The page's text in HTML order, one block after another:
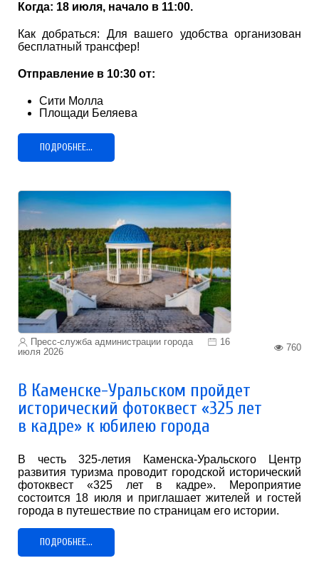
Когда: 18 июля, начало в 11:00.
Как добраться: Для вашего удобства организован
бесплатный трансфер!
Отправление в 10:30 от:
Сити Молла
Площади Беляева
ПОДРОБНЕЕ...
Пресс-служба администрации города
16
июля 2026
760
В Каменске-Уральском пройдет
исторический фотоквест «325 лет
в кадре» к юбилею города
В честь 325-летия Каменска-Уральского Центр
развития туризма проводит городской исторический
фотоквест «325 лет в кадре». Мероприятие
состоится 18 июля и приглашает жителей и гостей
города в путешествие по страницам его истории.
ПОДРОБНЕЕ...